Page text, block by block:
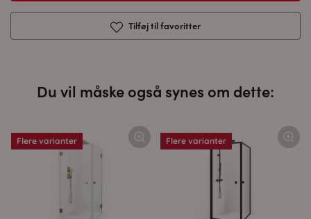
Tilføj til favoritter
Du vil måske også synes om dette:
Flere varianter Flere varianter